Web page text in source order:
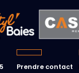
Prendre contact